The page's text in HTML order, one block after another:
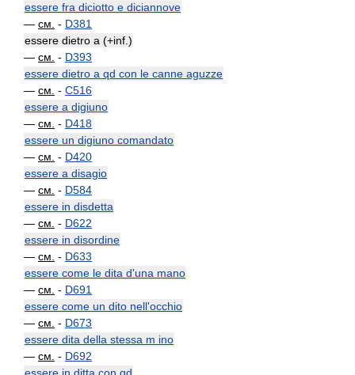
essere fra diciotto e diciannove
— см. - D381
essere dietro a (+inf.)
— см. - D393
essere dietro a qd con le canne aguzze
— см. - C516
essere a digiuno
— см. - D418
essere un digiuno comandato
— см. - D420
essere a disagio
— см. - D584
essere in disdetta
— см. - D622
essere in disordine
— см. - D633
essere come le dita d'una mano
— см. - D691
essere come un dito nell'occhio
— см. - D673
essere dita della stessa m ino
— см. - D692